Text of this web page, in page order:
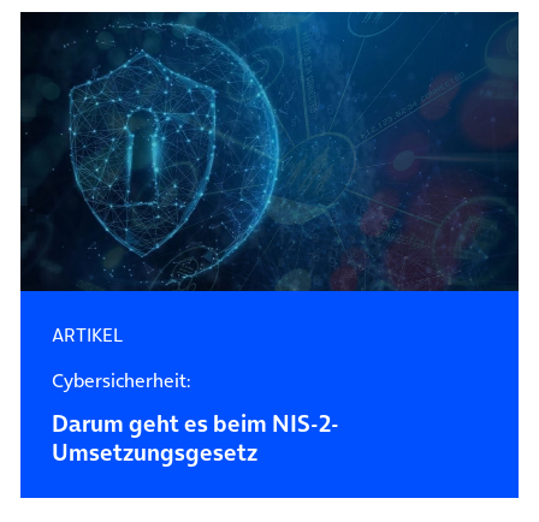
ARTIKEL
Cybersicherheit:
Darum geht es beim NIS-2-
Umsetzungsgesetz